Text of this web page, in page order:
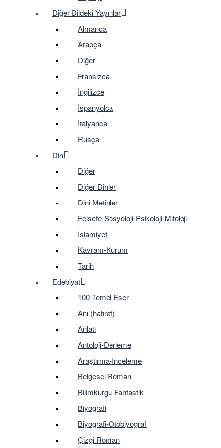
Diğer Dildeki Yayınlar
Almanca
Arapça
Diğer
Fransızca
İngilizce
İspanyolca
İtalyanca
Rusça
Din
Diğer
Diğer Dinler
Dini Metinler
Felsefe-Sosyoloji-Psikoloji-Mitoloji
İslamiyet
Kavram-Kurum
Tarih
Edebiyat
100 Temel Eser
Anı (hatırat)
Anlatı
Antoloji-Derleme
Araştırma-Inceleme
Belgesel Roman
Bilimkurgu-Fantastik
Biyografi
Biyografi-Otobiyografi
Çizgi Roman